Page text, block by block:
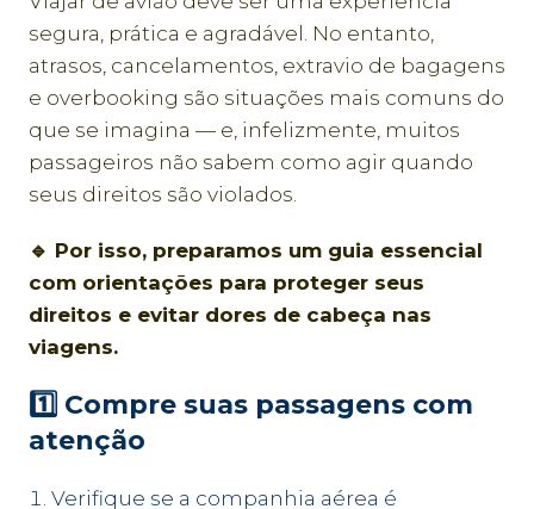
segura, prática e agradável. No entanto,
atrasos, cancelamentos, extravio de bagagens
e overbooking são situações mais comuns do
que se imagina — e, infelizmente, muitos
passageiros não sabem como agir quando
seus direitos são violados.
🔹 Por isso, preparamos um guia essencial
com orientações para proteger seus
direitos e evitar dores de cabeça nas
viagens.
1️⃣ Compre suas passagens com
atenção
Verifique se a companhia aérea é